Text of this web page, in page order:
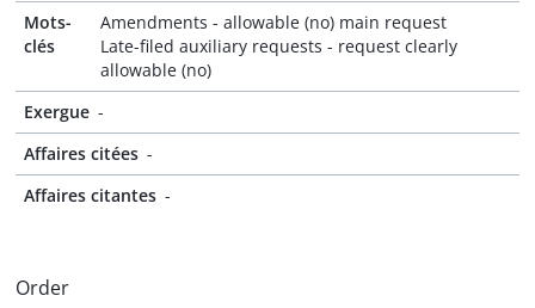
Mots-
clés
Amendments - allowable (no) main request
Late-filed auxiliary requests - request clearly
allowable (no)
Exergue -
Affaires citées -
Affaires citantes -
Order